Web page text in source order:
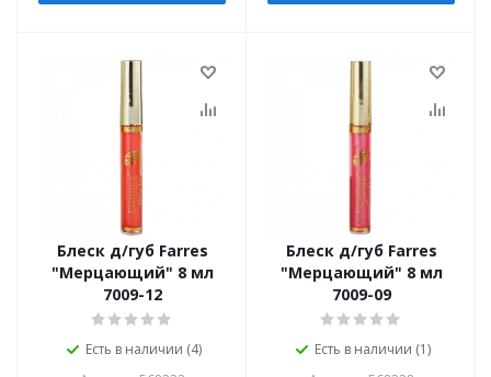
Блеск д/губ Farres
"Мерцающий" 8 мл
7009-12
Есть в наличии (4)
Блеск д/губ Farres
"Мерцающий" 8 мл
7009-09
Есть в наличии (1)